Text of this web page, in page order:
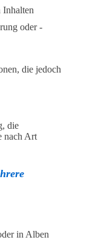
Inhalten
oder -
die jedoch
die
nach Art
in Alben